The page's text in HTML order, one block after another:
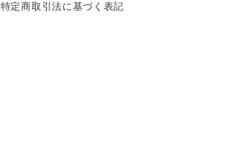
特定商取引法に基づく表記